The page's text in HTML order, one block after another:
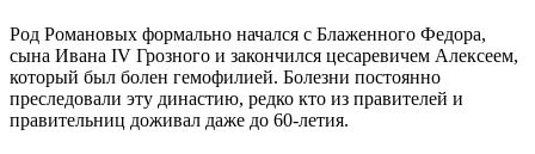
Род Романовых формально начался с Блаженного Федора,
сына Ивана IV Грозного и закончился цесаревичем Алексеем,
который был болен гемофилией. Болезни постоянно
преследовали эту династию, редко кто из правителей и
правительниц доживал даже до 60-летия.